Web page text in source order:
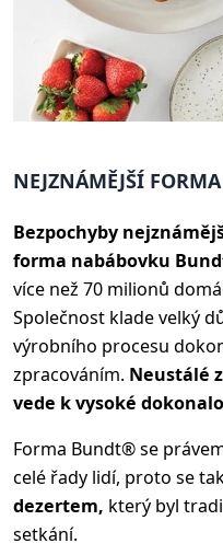
NEJZNÁMĚJŠÍ
Bezpochyby
forma nabábovku
více než 70 milionů
Společnost klade velký
výrobního procesu
zpracováním. Neustálé
vede k vysoké
Forma Bundt® se
celé řady lidí, proto se
dezertem, který byl
setkání.